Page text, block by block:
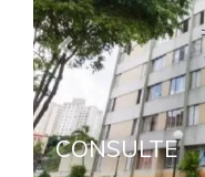
Previous
CONSULTE